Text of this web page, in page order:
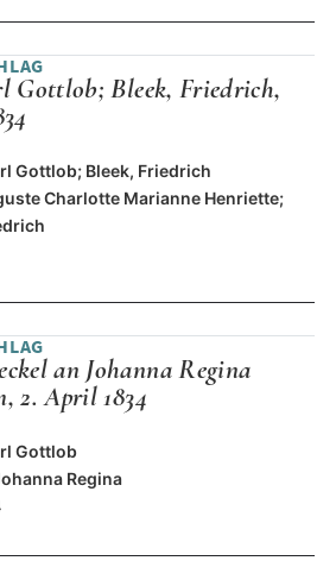
Gottlob; Bleek, Friedrich,
Gottlob; Bleek, Friedrich
Charlotte Marianne Henriette;
an Johanna Regina
2. April 1834
Gottlob
Regina